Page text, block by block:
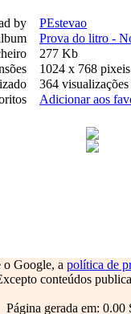
by
PEstevao
Prova do litro -
277 Kb
1024 x 768 pixeis
364 visualizações
Adicionar aos
Google, a política de
conteúdos
Página gerada em: 0.00